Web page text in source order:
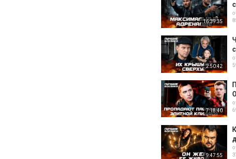
16:39:35
2:50:42
7:18:40
9:47:55